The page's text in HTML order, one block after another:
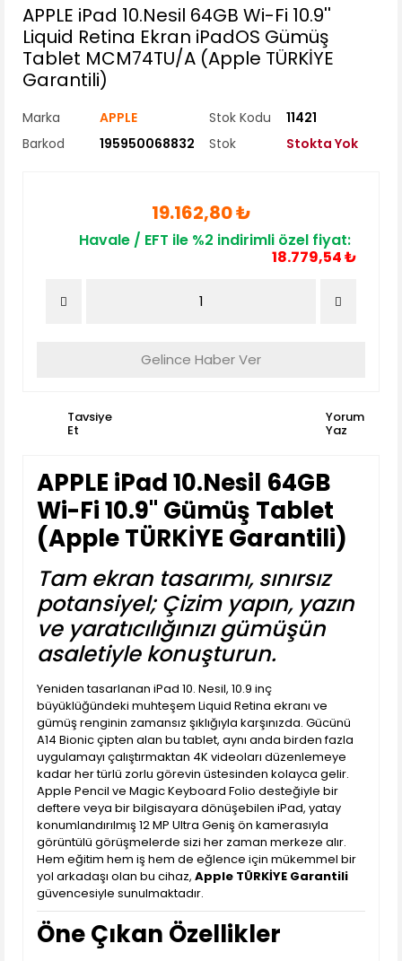
APPLE iPad 10.Nesil 64GB Wi-Fi 10.9''
Liquid Retina Ekran iPadOS Gümüş
Tablet MCM74TU/A (Apple TÜRKİYE
Garantili)
Marka APPLE Stok Kodu
11421
Barkod
195950068832 Stok Stokta Yok
19.162,80 ₺
Havale / EFT ile %2 indirimli özel fiyat:
18.779,54 ₺
Gelince Haber Ver
Tavsiye
Et
Yorum
Yaz
APPLE iPad 10.Nesil 64GB
Wi-Fi 10.9'' Gümüş Tablet
(Apple TÜRKİYE Garantili)
Tam ekran tasarımı, sınırsız
potansiyel; Çizim yapın, yazın
ve yaratıcılığınızı gümüşün
asaletiyle konuşturun.
Yeniden tasarlanan iPad 10. Nesil, 10.9 inç
büyüklüğündeki muhteşem Liquid Retina ekranı ve
gümüş renginin zamansız şıklığıyla karşınızda. Gücünü
A14 Bionic çipten alan bu tablet, aynı anda birden fazla
uygulamayı çalıştırmaktan 4K videoları düzenlemeye
kadar her türlü zorlu görevin üstesinden kolayca gelir.
Apple Pencil ve Magic Keyboard Folio desteğiyle bir
deftere veya bir bilgisayara dönüşebilen iPad, yatay
konumlandırılmış 12 MP Ultra Geniş ön kamerasıyla
görüntülü görüşmelerde sizi her zaman merkeze alır.
Hem eğitim hem iş hem de eğlence için mükemmel bir
yol arkadaşı olan bu cihaz, Apple TÜRKİYE Garantili
güvencesiyle sunulmaktadır.
Öne Çıkan Özellikler